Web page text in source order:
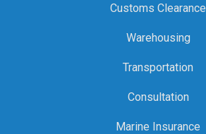
Customs Clearance
Warehousing
Transportation
Consultation
Marine Insurance